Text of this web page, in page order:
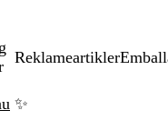
Reklameartikler
✨